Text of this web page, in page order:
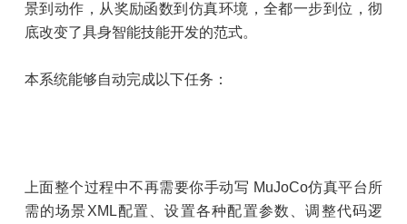
景到动作，从奖励函数到仿真环境，全都一步到位，彻
底改变了具身智能技能开发的范式。
本系统能够自动完成以下任务：
上面整个过程中不再需要你手动写 MuJoCo仿真平台所
需的场景XML配置、设置各种配置参数、调整代码逻